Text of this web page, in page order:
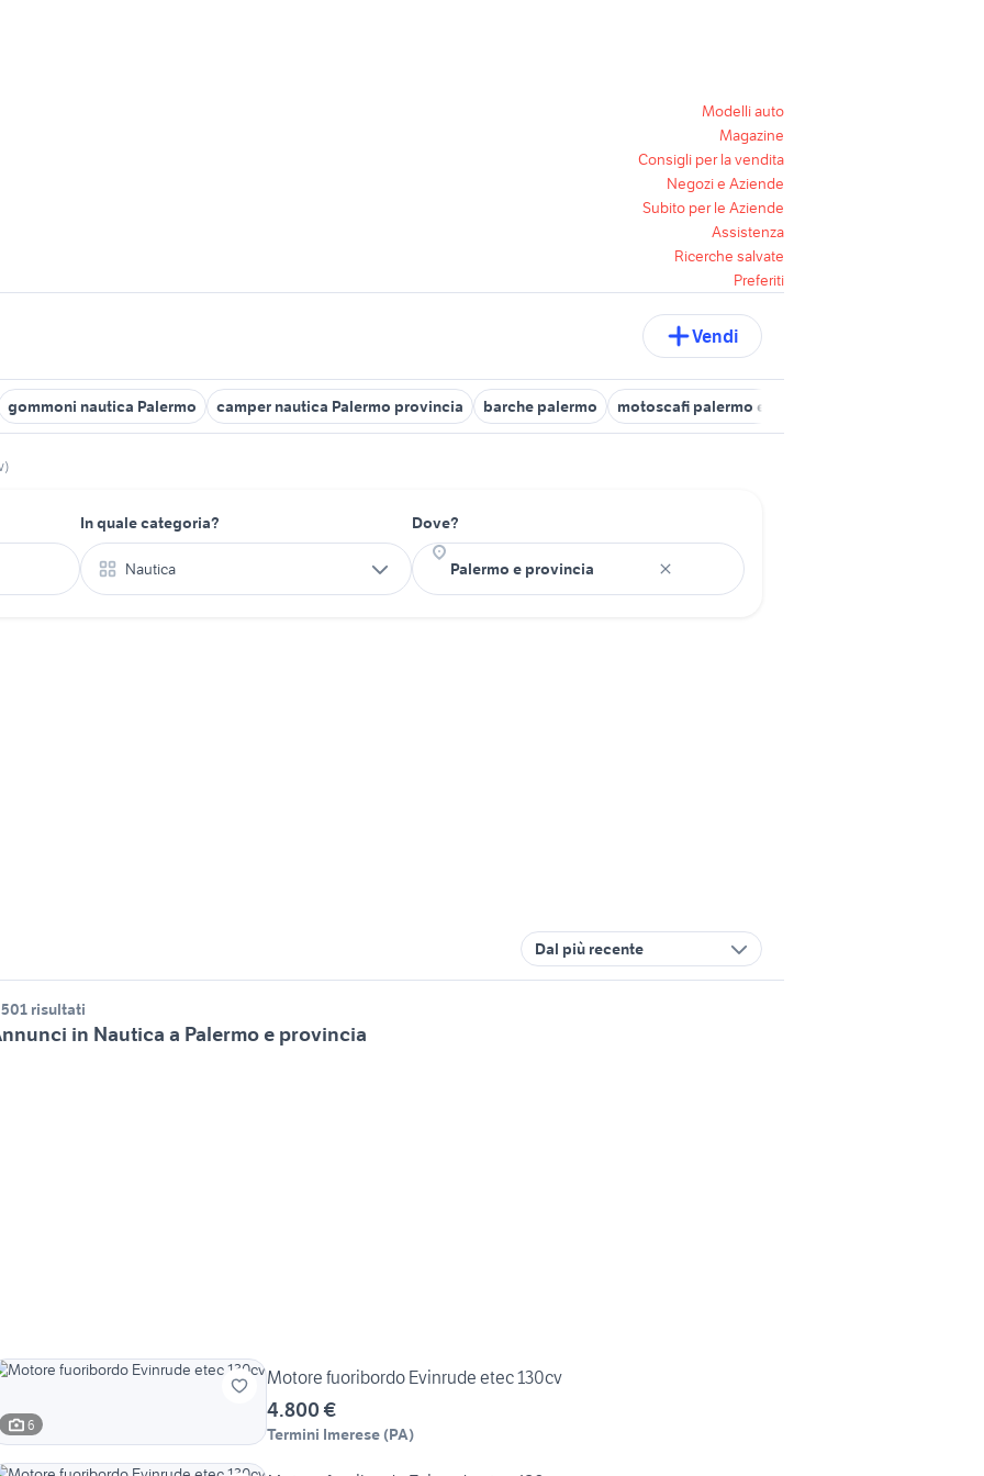
Modelli auto
Magazine
Consigli per la vendita
Negozi e Aziende
Subito per le Aziende
Assistenza
Ricerche salvate
Preferiti
Vendi
gommoni nautica Palermo camper nautica Palermo provincia barche palermo motoscafi palermo e provincia
In quale categoria?
Nautica
Dove?
Dal più recente
risultati
in Nautica a Palermo e provincia
6
Motore fuoribordo Evinrude etec 130cv
4.800 €
Termini Imerese (PA)